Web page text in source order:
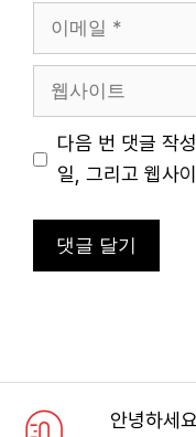
트
다음 번 댓글 작
일, 그리고 웹사
안녕하세